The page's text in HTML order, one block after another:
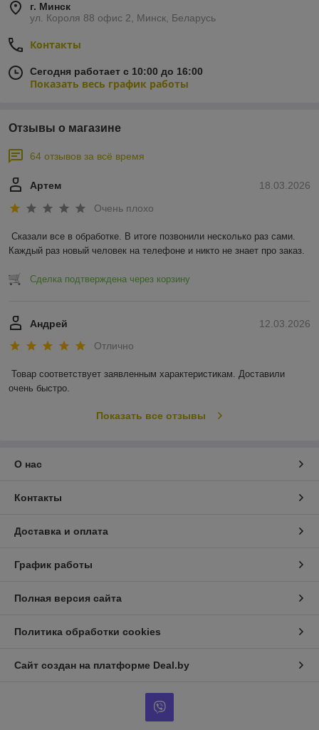
г. Минск
ул. Короля 88 офис 2, Минск, Беларусь
Контакты
Сегодня работает с 10:00 до 16:00
Показать весь график работы
Отзывы о магазине
64 отзывов за всё время
18.03.2026
Артем
Очень плохо
Сказали все в обработке. В итоге позвонили несколько раз сами.
Каждый раз новый человек на телефоне и никто не знает про заказ.
Сделка подтверждена через корзину
12.03.2026
Андрей
Отлично
Товар соответствует заявленным характеристикам. Доставили
очень быстро.
Показать все отзывы
О нас
Контакты
Доставка и оплата
График работы
Полная версия сайта
Политика обработки cookies
Сайт создан на платформе Deal.by